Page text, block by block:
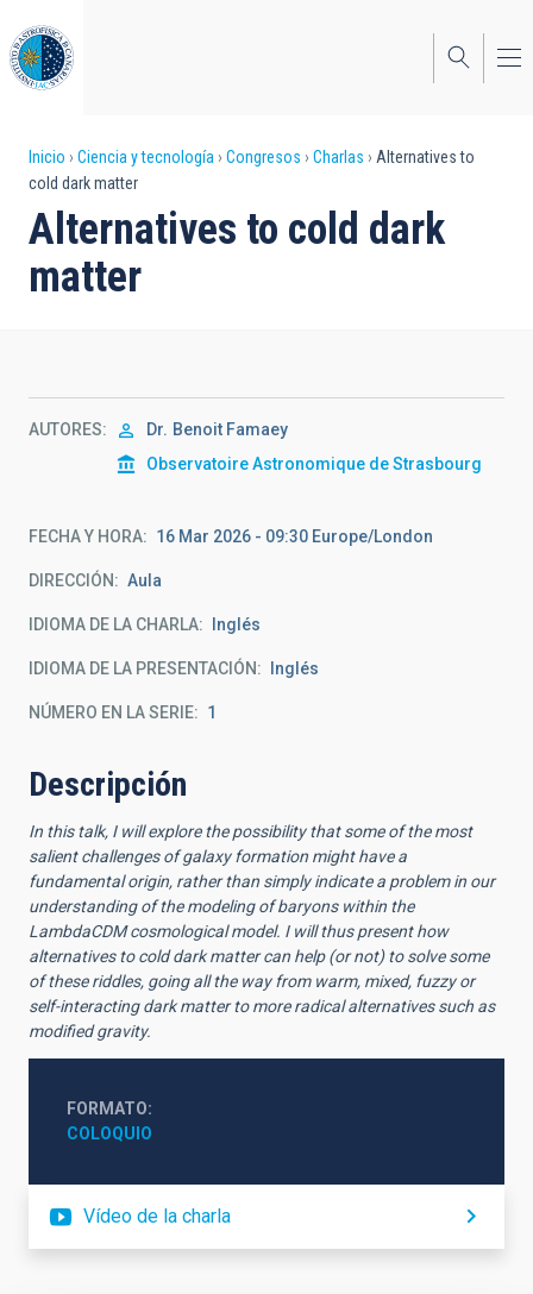
al
contenido
principal
Sobrescribir
enlaces
de
ayuda
navegación
Inicio Ciencia y tecnología Congresos Charlas
Alternatives to
cold dark matter
Alternatives to cold dark
matter
AUTORES Dr. Benoit Famaey
Observatoire Astronomique de Strasbourg
FECHA Y HORA 16 Mar 2026 - 09:30 Europe/London
DIRECCIÓN Aula
IDIOMA DE LA CHARLA Inglés
IDIOMA DE LA PRESENTACIÓN Inglés
NÚMERO EN LA SERIE 1
Descripción
In this talk, I will explore the possibility that some of the most
salient challenges of galaxy formation might have a
fundamental origin, rather than simply indicate a problem in our
understanding of the modeling of baryons within the
LambdaCDM cosmological model. I will thus present how
alternatives to cold dark matter can help (or not) to solve some
of these riddles, going all the way from warm, mixed, fuzzy or
self-interacting dark matter to more radical alternatives such as
modified gravity.
FORMATO
COLOQUIO
Vídeo de la charla